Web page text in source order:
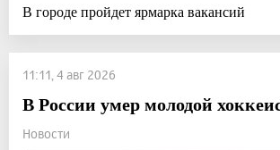
В городе пройдет ярмарка вакансий
11:11, 4 авг 2026
В России умер молодой
Новости